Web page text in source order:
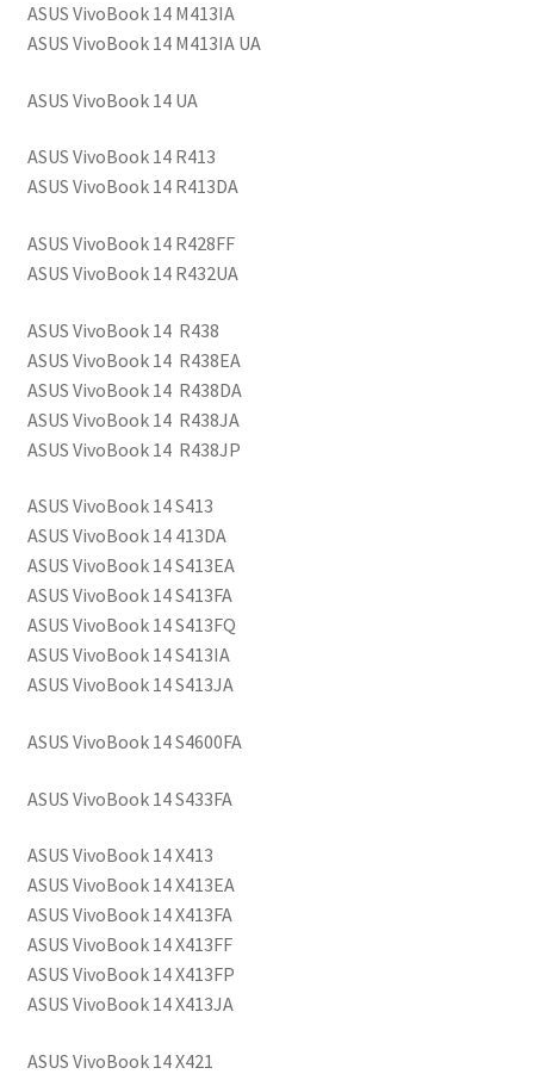
ASUS VivoBook 14 M413IA
ASUS VivoBook 14 M413IA UA
ASUS VivoBook 14 UA
ASUS VivoBook 14 R413
ASUS VivoBook 14 R413DA
ASUS VivoBook 14 R428FF
ASUS VivoBook 14 R432UA
ASUS VivoBook 14 R438
ASUS VivoBook 14 R438EA
ASUS VivoBook 14 R438DA
ASUS VivoBook 14 R438JA
ASUS VivoBook 14 R438JP
ASUS VivoBook 14 S413
ASUS VivoBook 14 413DA
ASUS VivoBook 14 S413EA
ASUS VivoBook 14 S413FA
ASUS VivoBook 14 S413FQ
ASUS VivoBook 14 S413IA
ASUS VivoBook 14 S413JA
ASUS VivoBook 14 S4600FA
ASUS VivoBook 14 S433FA
ASUS VivoBook 14 X413
ASUS VivoBook 14 X413EA
ASUS VivoBook 14 X413FA
ASUS VivoBook 14 X413FF
ASUS VivoBook 14 X413FP
ASUS VivoBook 14 X413JA
ASUS VivoBook 14 X421